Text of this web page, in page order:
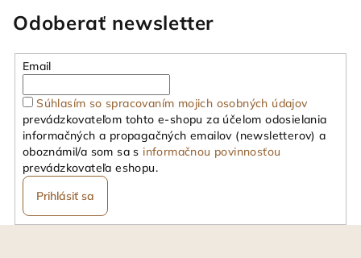
Odoberať newsletter
Email
Súhlasím so spracovaním mojich osobných údajov
prevádzkovateľom tohto e-shopu za účelom odosielania
informačných a propagačných emailov (newsletterov) a
oboznámil/a som sa s informačnou povinnosťou
prevádzkovateľa eshopu.
Prihlásiť sa